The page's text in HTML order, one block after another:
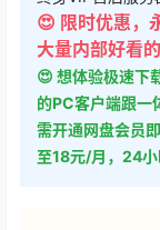
😍 限时优惠，
大量内部好看
😍 想体验极速下
的PC客户端跟一
需开通网盘会员
至18元/月，24小